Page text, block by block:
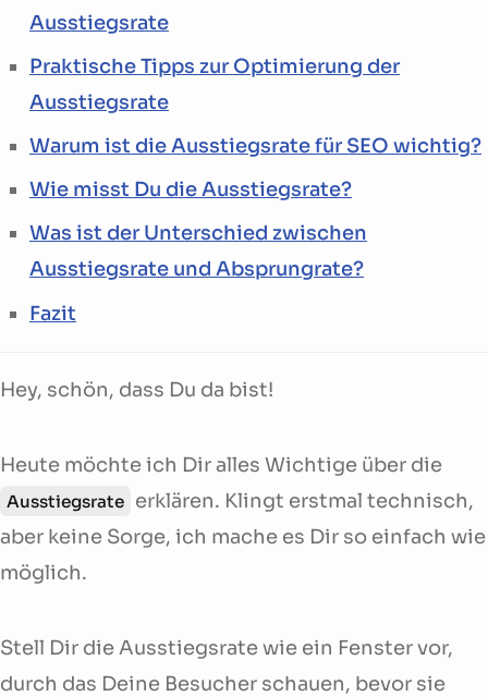
Ausstiegsrate
Praktische Tipps zur Optimierung der
Ausstiegsrate
Warum ist die Ausstiegsrate für SEO wichtig?
Wie misst Du die Ausstiegsrate?
Was ist der Unterschied zwischen
Ausstiegsrate und Absprungrate?
Fazit
Hey, schön, dass Du da bist!
Heute möchte ich Dir alles Wichtige über die
Ausstiegsrate erklären. Klingt erstmal technisch,
aber keine Sorge, ich mache es Dir so einfach wie
möglich.
Stell Dir die Ausstiegsrate wie ein Fenster vor,
durch das Deine Besucher schauen, bevor sie